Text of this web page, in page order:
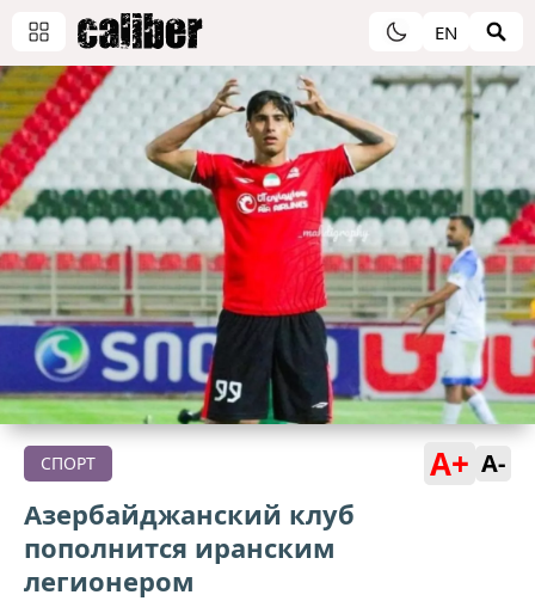
EN
СПОРТ A+ A-
Азербайджанский клуб
пополнится иранским
легионером